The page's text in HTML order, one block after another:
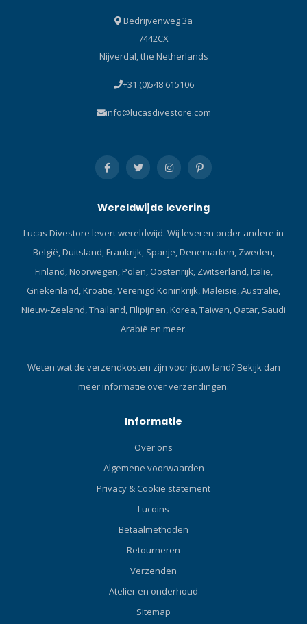
Bedrijvenweg 3a
7442CX
Nijverdal, the Netherlands
+31 (0)548 615106
info@lucasdivestore.com
Wereldwijde levering
Lucas Divestore levert wereldwijd. Wij leveren onder andere in
België, Duitsland, Frankrijk, Spanje, Denemarken, Zweden,
Finland, Noorwegen, Polen, Oostenrijk, Zwitserland, Italië,
Griekenland, Kroatië, Verenigd Koninkrijk, Maleisië, Australië,
Nieuw-Zeeland, Thailand, Filipijnen, Korea, Taiwan, Qatar, Saudi
Arabië en meer.
Weten wat de verzendkosten zijn voor jouw land?Bekijk dan
meer informatie over verzendingen.
Informatie
Over ons
Algemene voorwaarden
Privacy & Cookie statement
Lucoins
Betaalmethoden
Retourneren
Verzenden
Atelier en onderhoud
Sitemap